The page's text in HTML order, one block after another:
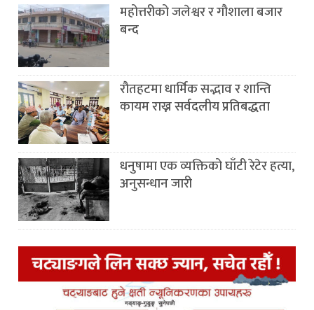
महोत्तरीको जलेश्वर र गौशाला बजार
बन्द
रौतहटमा धार्मिक सद्भाव र शान्ति
कायम राख्न सर्वदलीय प्रतिबद्धता
धनुषामा एक व्यक्तिको घाँटी रेटेर हत्या,
अनुसन्धान जारी